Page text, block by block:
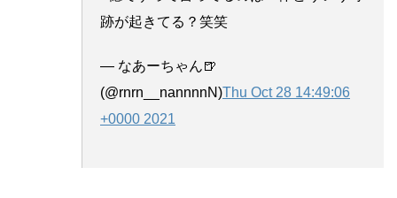
跡が起きてる？笑笑
— なあーちゃん🍺
(@rnrn__nannnnN)Thu Oct 28 14:49:06
+0000 2021